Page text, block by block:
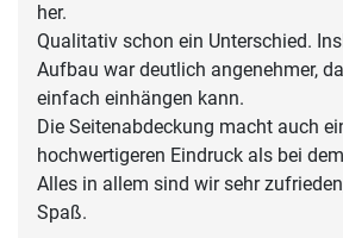
her.
Qualitativ schon ein Unterschied.
Aufbau war deutlich angenehmer,
einfach einhängen kann.
Die Seitenabdeckung macht auch
hochwertigeren Eindruck als bei
Alles in allem sind wir sehr
Spaß.